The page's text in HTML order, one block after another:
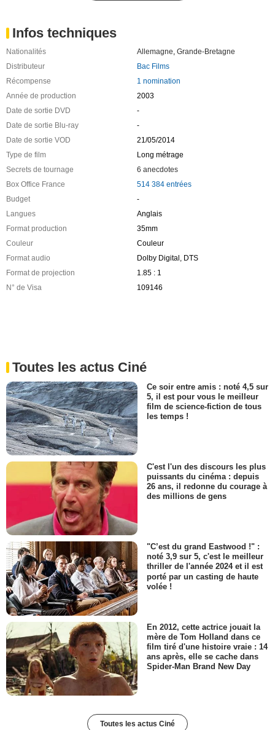
Infos techniques
Nationalités Allemagne Grande-Bretagne
Distributeur
Bac Films
Récompense
1 nomination
Année de production
2003
Date de sortie DVD
-
Date de sortie Blu-ray
-
Date de sortie VOD
21/05/2014
Type de film
Long métrage
Secrets de tournage
6 anecdotes
Box Office France
514 384 entrées
Budget
-
Langues
Anglais
Format production
35mm
Couleur
Couleur
Format audio
Dolby Digital, DTS
Format de projection
1.85 : 1
N° de Visa
109146
Toutes les actus Ciné
Ce soir entre amis : noté 4,5 sur
5, il est pour vous le meilleur
film de science-fiction de tous
les temps !
C'est l'un des discours les plus
puissants du cinéma : depuis
26 ans, il redonne du courage à
des millions de gens
"C’est du grand Eastwood !" :
noté 3,9 sur 5, c'est le meilleur
thriller de l'année 2024 et il est
porté par un casting de haute
volée !
En 2012, cette actrice jouait la
mère de Tom Holland dans ce
film tiré d'une histoire vraie : 14
ans après, elle se cache dans
Spider-Man Brand New Day
Toutes les actus Ciné